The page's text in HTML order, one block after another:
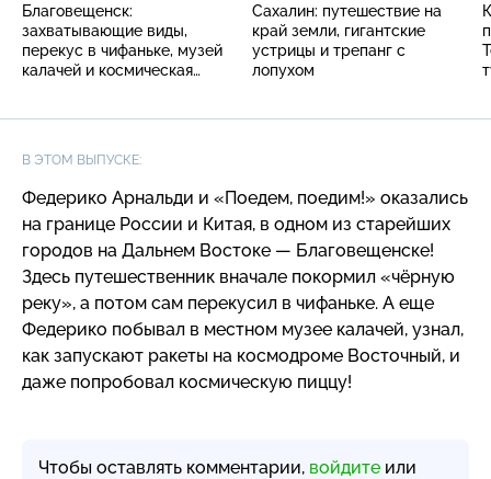
Благовещенск:
захватывающие виды,
перекус в чифаньке, музей
калачей и космическая
Сахалин: путешествие на
край земли, гигантские
устрицы и трепанг с
лопухом
В ЭТОМ ВЫПУСКЕ:
Федерико Арнальди и «Поедем, поедим!» оказались
на границе России и Китая, в одном из старейших
городов на Дальнем Востоке — Благовещенске!
Здесь путешественник вначале покормил «чёрную
реку», а потом сам перекусил в чифаньке. А еще
Федерико побывал в местном музее калачей, узнал,
как запускают ракеты на космодроме Восточный, и
даже попробовал космическую пиццу!
Чтобы оставлять комментарии, войдите или